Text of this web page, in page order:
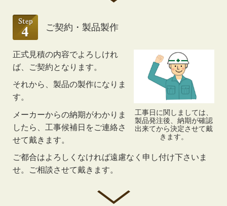
ご契約・製品製作
工事日に関しましては、
製品発注後、納期が確認
出来てから決定させて戴
きます。
正式見積の内容でよろしけれ
ば、ご契約となります。
それから、製品の製作になりま
す。
メーカーからの納期がわかりま
したら、工事候補日をご連絡さ
せて戴きます。
ご都合はよろしくなければ遠慮なく申し付け下さいま
せ。ご相談させて戴きます。